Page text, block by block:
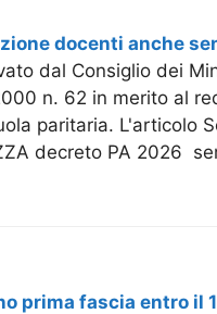
docenti anche
dal Consiglio dei
n. 62 in merito al
paritaria. L'articolo
decreto PA 2026
prima fascia entro il